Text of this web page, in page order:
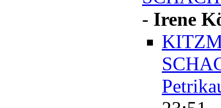
- Irene